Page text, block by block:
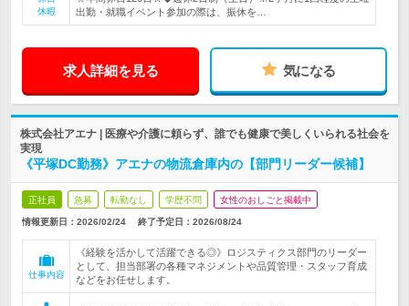
休暇
出勤・就職イベント参加の際は、振休を…
求人詳細を見る 気になる
株式会社アエナ | 医療や介護に頼らず、誰でも健康で美しくいられる社会を
実現
《平塚DC勤務》アエナの物流倉庫内の【部門リーダー候補】
正社員 急募 転勤なし 学歴不問 女性のおしごと掲載中
情報更新日：2026/02/24 終了予定日： 2026/08/24
仕事内容
《経験を活かして活躍できる◎》ロジスティクス部門のリーダー
として、担当部署の各種マネジメントや品質管理・スタッフ育成
などをお任せします。